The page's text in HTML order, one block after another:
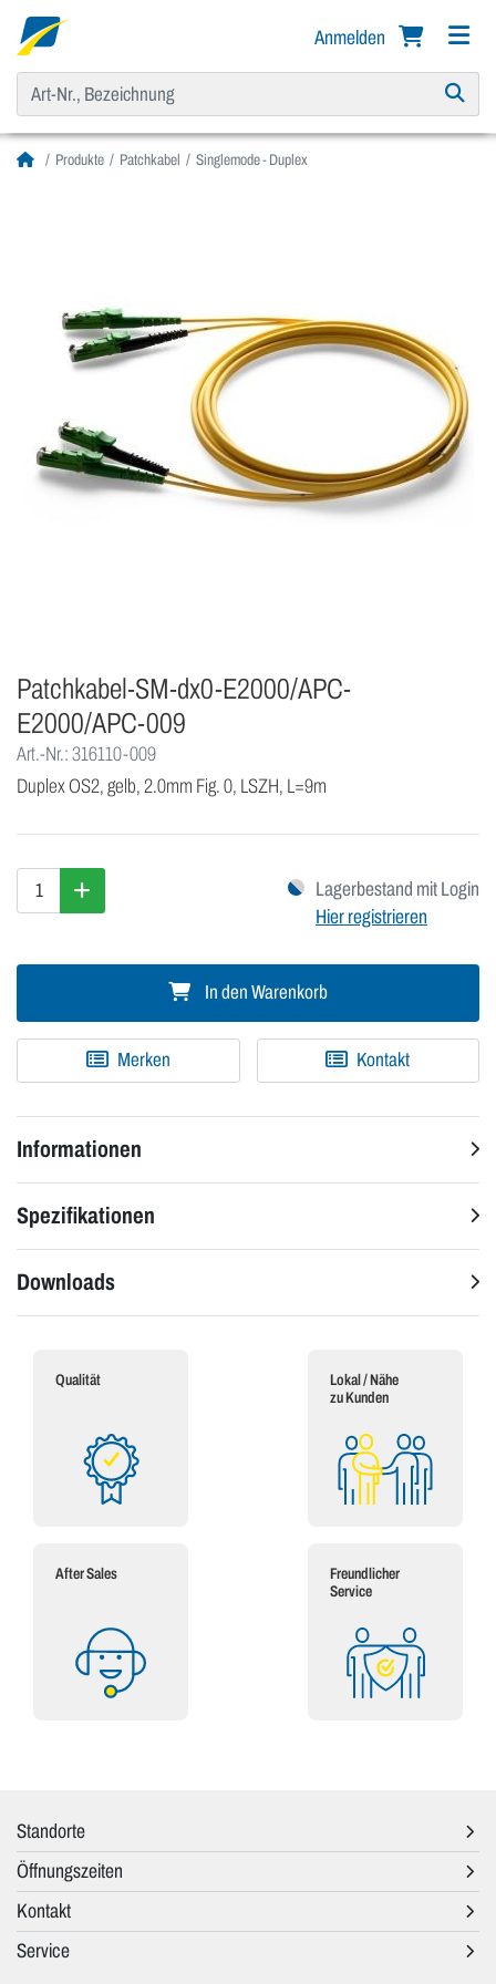
Anmelden
Produkte Patchkabel Singlemode - Duplex
Patchkabel-SM-dx0-E2000/APC-
E2000/APC-009
Art.-Nr.: 316110-009
Duplex OS2, gelb, 2.0mm Fig. 0, LSZH, L=9m
Lagerbestand mit Login
Hier registrieren
In den Warenkorb
Merken Kontakt
Informationen
Spezifikationen
Downloads
Qualität
Lokal / Nähe
zu Kunden
After Sales
Freundlicher
Service
Standorte
Öffnungszeiten
Kontakt
Service